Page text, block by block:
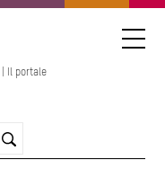
| Il portale